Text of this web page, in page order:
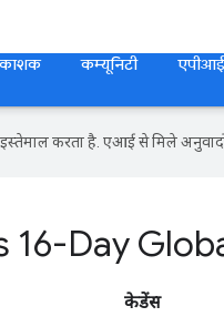
कम्यूनिटी
करता है. एआई से मिले
16-Day
केडेंस